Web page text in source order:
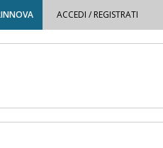
ACCEDI / REGISTRATI